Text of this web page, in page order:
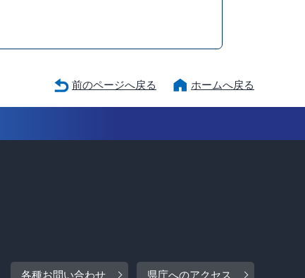
前のページへ戻る ホームへ戻る
各種お問い合わせ 県庁へのアクセス